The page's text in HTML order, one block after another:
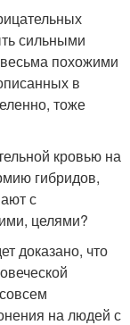
сильными
похожими
в
тоже
кровью на
гибридов,
с
целями?
доказано, что
на людей с